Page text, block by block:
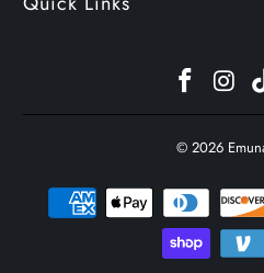
© 2026